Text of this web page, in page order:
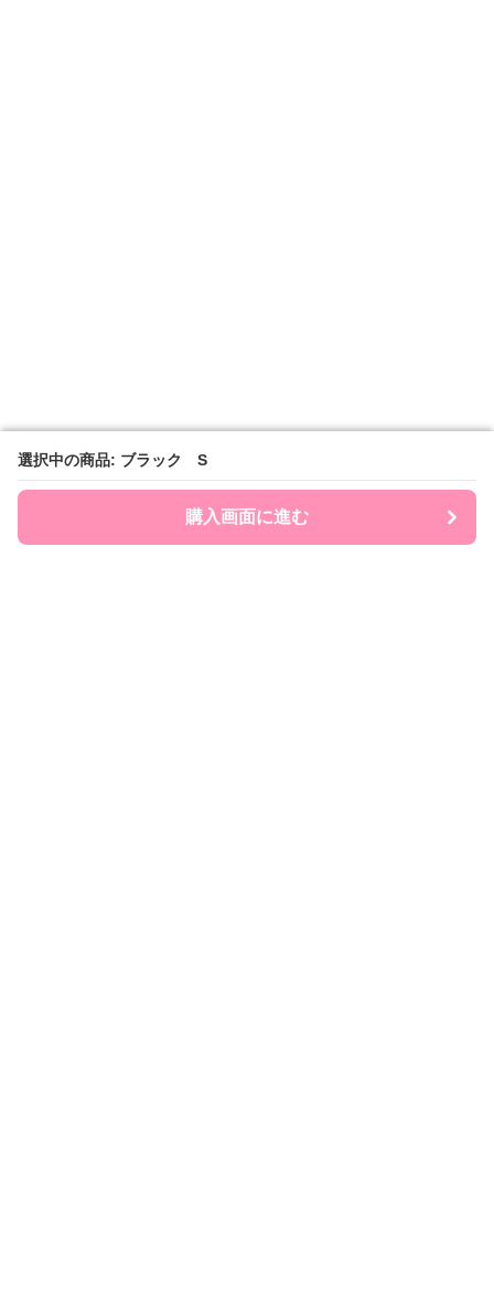
選択中の商品: ブラック S
購入画面に進む
選択中の商品: ブラック S
購入画面に進む